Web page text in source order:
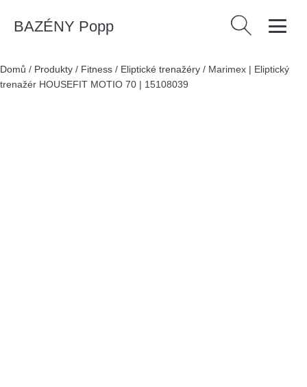
BAZÉNY Popp Vyhledávání
Domů / Produkty / Fitness / Eliptické trenažéry / Marimex | Eliptický
trenažér HOUSEFIT MOTIO 70 | 15108039